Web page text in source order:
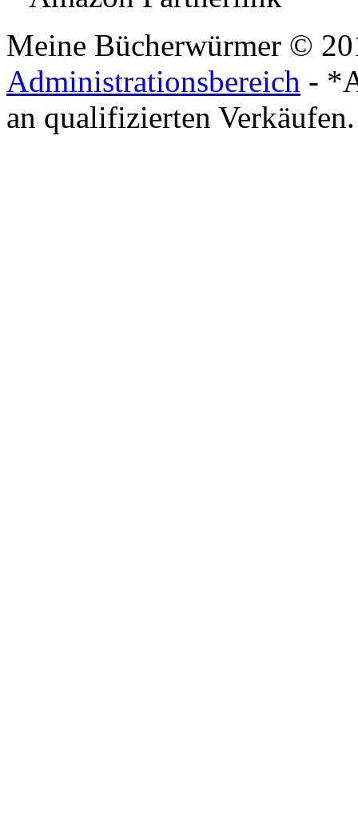
Meine Bücherwürmer ©
Administrationsbereich -
an qualifizierten Verkäufen.